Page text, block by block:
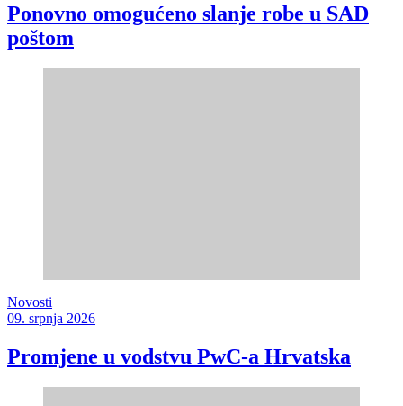
Ponovno omogućeno slanje robe u SAD
poštom
Novosti
09. srpnja 2026
Promjene u vodstvu PwC-a Hrvatska